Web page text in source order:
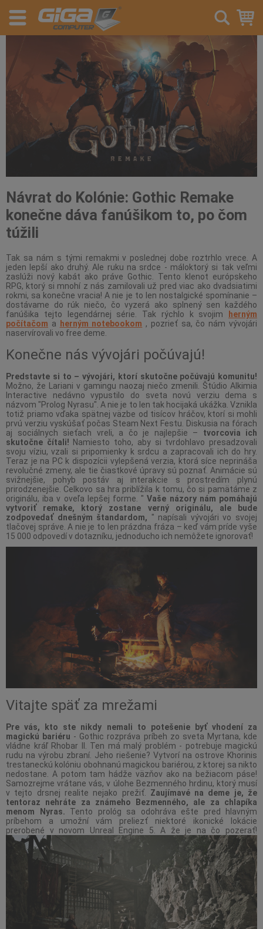
Návrat do Kolónie: Gothic Remake
konečne dáva fanúšikom to, po čom
túžili
Tak sa nám s tými remakmi v poslednej dobe roztrhlo vrece. A
jeden lepší ako druhý. Ale ruku na srdce - máloktorý si tak veľmi
zaslúži nový kabát ako práve Gothic. Tento klenot európskeho
RPG, ktorý si mnohí z nás zamilovali už pred viac ako dvadsiatimi
rokmi, sa konečne vracia! A nie je to len nostalgické spomínanie –
dostávame do rúk niečo, čo vyzerá ako splnený sen každého
fanúšika tejto legendárnej série. Tak rýchlo k svojim
herným
počítačom a herným notebookom , pozrieť sa, čo nám vývojári
naservírovali vo free deme.
Konečne nás vývojári počúvajú!
Predstavte si to – vývojári, ktorí skutočne počúvajú komunitu!
Možno, že Lariani v gamingu naozaj niečo zmenili. Štúdio Alkimia
Interactive nedávno vypustilo do sveta novú verziu dema s
názvom "Prolog Nyrasu". A nie je to len tak hocijaká ukážka. Vznikla
totiž priamo vďaka spätnej väzbe od tisícov hráčov, ktorí si mohli
prvú verziu vyskúšať počas Steam Next Festu. Diskusia na fórach
aj sociálnych sieťach vreli, a čo je najlepšie – tvorcovia ich
skutočne čítali! Namiesto toho, aby si tvrdohlavo presadzovali
svoju víziu, vzali si pripomienky k srdcu a zapracovali ich do hry.
Teraz je na PC k dispozícii vylepšená verzia, ktorá síce neprináša
revolučné zmeny, ale tie čiastkové úpravy sú poznať. Animácie sú
svižnejšie, pohyb postáv aj interakcie s prostredím plynú
prirodzenejšie. Celkovo sa hra priblížila k tomu, čo si pamätáme z
originálu, iba v oveľa lepšej forme. "Vaše názory nám pomáhajú
vytvoriť remake, ktorý zostane verný originálu, ale bude
zodpovedať dnešným štandardom, " napísali vývojári vo svojej
tlačovej správe. A nie je to len prázdna fráza – keď vám príde vyše
15 000 odpovedí v dotazníku, jednoducho ich nemôžete ignorovať!
Vitajte späť za mrežami
Pre vás, kto ste nikdy nemali to potešenie byť vhodení za
magickú bariéru - Gothic rozpráva príbeh zo sveta Myrtana, kde
vládne kráľ Rhobar II. Ten má malý problém - potrebuje magickú
rudu na výrobu zbraní. Jeho riešenie? Vytvorí na ostrove Khorinis
trestaneckú kolóniu obohnanú magickou bariérou, z ktorej sa nikto
nedostane. A potom tam hádže väzňov ako na bežiacom páse!
Samozrejme vrátane vás, v úlohe Bezmenného hrdinu, ktorý musí
v tejto drsnej realite nejako prežiť. Zaujímavé na deme je, že
tentoraz nehráte za známeho Bezmenného, ale za chlapíka
menom Nyras. Tento prológ sa odohráva ešte pred hlavným
príbehom a umožní vám preliezť niektoré ikonické lokácie
prerobené v novom Unreal Engine 5. A že je na čo pozerať!